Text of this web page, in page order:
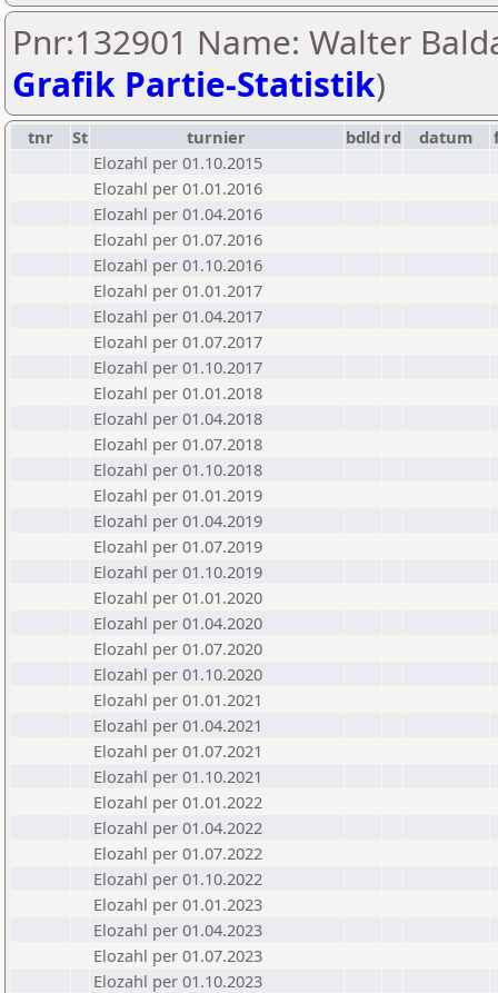
Pnr:132901 Name: Walter
Grafik Partie-Statistik)
tnr St turnier bdld rd datum
Elozahl per 01.10.2015
Elozahl per 01.01.2016
Elozahl per 01.04.2016
Elozahl per 01.07.2016
Elozahl per 01.10.2016
Elozahl per 01.01.2017
Elozahl per 01.04.2017
Elozahl per 01.07.2017
Elozahl per 01.10.2017
Elozahl per 01.01.2018
Elozahl per 01.04.2018
Elozahl per 01.07.2018
Elozahl per 01.10.2018
Elozahl per 01.01.2019
Elozahl per 01.04.2019
Elozahl per 01.07.2019
Elozahl per 01.10.2019
Elozahl per 01.01.2020
Elozahl per 01.04.2020
Elozahl per 01.07.2020
Elozahl per 01.10.2020
Elozahl per 01.01.2021
Elozahl per 01.04.2021
Elozahl per 01.07.2021
Elozahl per 01.10.2021
Elozahl per 01.01.2022
Elozahl per 01.04.2022
Elozahl per 01.07.2022
Elozahl per 01.10.2022
Elozahl per 01.01.2023
Elozahl per 01.04.2023
Elozahl per 01.07.2023
Elozahl per 01.10.2023